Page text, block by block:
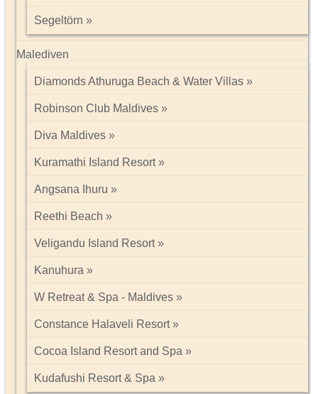
Segeltörn
Malediven
Diamonds Athuruga Beach & Water Villas
Robinson Club Maldives
Diva Maldives
Kuramathi Island Resort
Angsana Ihuru
Reethi Beach
Veligandu Island Resort
Kanuhura
W Retreat & Spa - Maldives
Constance Halaveli Resort
Cocoa Island Resort and Spa
Kudafushi Resort & Spa